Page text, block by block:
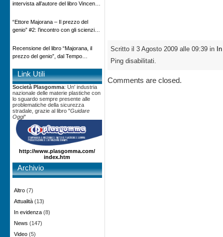
intervista all’autore del libro Vincenzo
“Ettore Majorana ‒ Il prezzo del
genio” #2: l’incontro con gli scienziati
Recensione del libro “Majorana, il
prezzo del genio”, dal Tempo
Link Utili
Società Plasgomma: Un' industria
nazionale delle materie plastiche con
lo sguardo sempre presente alle
problematiche della sicurezza
stradale, grazie al libro "Guidare
Oggi"
http://www.plasgomma.com/
index.htm
Archivio
Altro (7)
Attualità (13)
In evidenza (8)
News (147)
Video (5)
Scritto il 3 Agosto 2009 alle 09:39 in
Ping disabilitati.
Comments are closed.